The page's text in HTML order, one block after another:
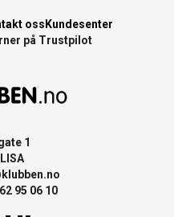
oss Kundesenter
på Trustpilot
1
95 06 10